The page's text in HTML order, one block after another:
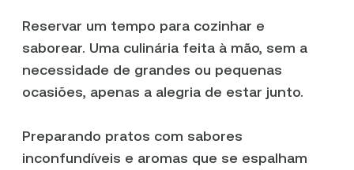
Reservar um tempo para cozinhar e
saborear. Uma culinária feita à mão, sem a
necessidade de grandes ou pequenas
ocasiões, apenas a alegria de estar junto.
Preparando pratos com sabores
inconfundíveis e aromas que se espalham